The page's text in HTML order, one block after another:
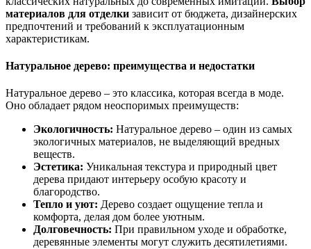
материалов для отделки зависит от бюджета, дизайнерских
предпочтений и требований к эксплуатационным
характеристикам.
Натуральное дерево: преимущества и недостатки
Натуральное дерево – это классика, которая всегда в моде.
Оно обладает рядом неоспоримых преимуществ:
Экологичность: Натуральное дерево – один из самых
экологичных материалов, не выделяющий вредных
веществ.
Эстетика: Уникальная текстура и природный цвет
дерева придают интерьеру особую красоту и
благородство.
Тепло и уют: Дерево создает ощущение тепла и
комфорта, делая дом более уютным.
Долговечность: При правильном уходе и обработке,
деревянные элементы могут служить десятилетиями.